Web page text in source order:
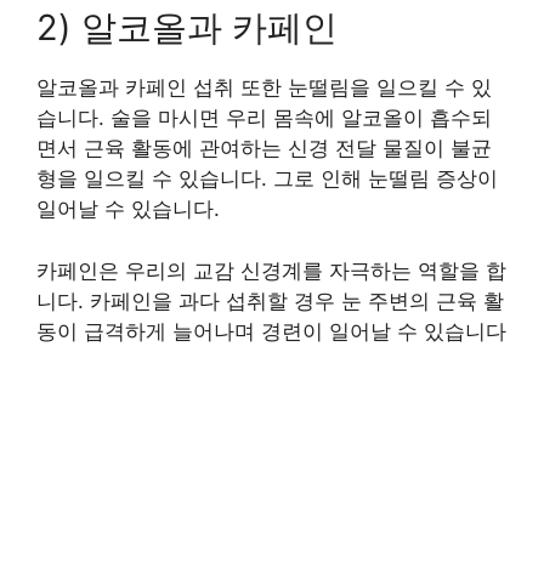
2) 알코올과 카페인
알코올과 카페인 섭취 또한 눈떨림을 일으킬 수 있
습니다. 술을 마시면 우리 몸속에 알코올이 흡수되
면서 근육 활동에 관여하는 신경 전달 물질이 불균
형을 일으킬 수 있습니다. 그로 인해 눈떨림 증상이
일어날 수 있습니다.
카페인은 우리의 교감 신경계를 자극하는 역할을 합
니다. 카페인을 과다 섭취할 경우 눈 주변의 근육 활
동이 급격하게 늘어나며 경련이 일어날 수 있습니다